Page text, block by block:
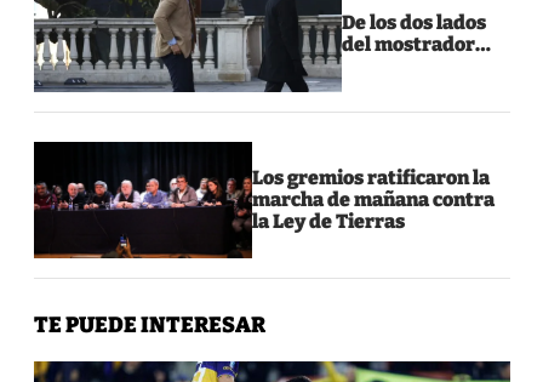
De los dos lados
del mostrador…
Los gremios ratificaron la
marcha de mañana contra
la Ley de Tierras
TE PUEDE INTERESAR